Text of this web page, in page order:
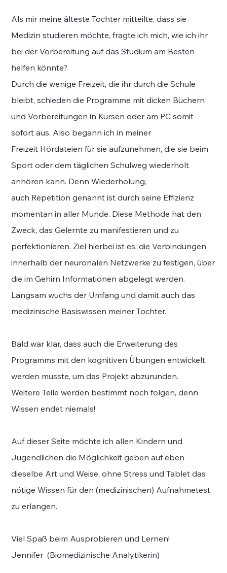
Als mir meine älteste Tochter mitteilte, dass sie
Medizin studieren möchte, fragte ich mich, wie ich ihr
bei der Vorbereitung auf das Studium am Besten
helfen könnte?
Durch die wenige Freizeit, die ihr durch die Schule
bleibt, schieden die Programme mit dicken Büchern
und Vorbereitungen in Kursen oder am PC somit
sofort aus. Also begann ich in meiner
Freizeit Hördateien für sie aufzunehmen, die sie beim
Sport oder dem täglichen Schulweg wiederholt
anhören kann. Denn Wiederholung,
auch Repetition genannt ist durch seine Effizienz
momentan in aller Munde. Diese Methode hat den
Zweck, das Gelernte zu manifestieren und zu
perfektionieren. Ziel hierbei ist es, die Verbindungen
innerhalb der neuronalen Netzwerke zu festigen, über
die im Gehirn Informationen abgelegt werden.
Langsam wuchs der Umfang und damit auch das
medizinische Basiswissen meiner Tochter.
Bald war klar, dass auch die Erweiterung des
Programms mit den kognitiven Übungen entwickelt
werden musste, um das Projekt abzurunden.
Weitere Teile werden bestimmt noch folgen, denn
Wissen endet niemals!
Auf dieser Seite möchte ich allen Kindern und
Jugendlichen die Möglichkeit geben auf eben
dieselbe Art und Weise, ohne Stress und Tablet das
nötige Wissen für den (medizinischen) Aufnahmetest
zu erlangen.
Viel Spaß beim Ausprobieren und Lernen!
Jennifer (Biomedizinische Analytikerin)